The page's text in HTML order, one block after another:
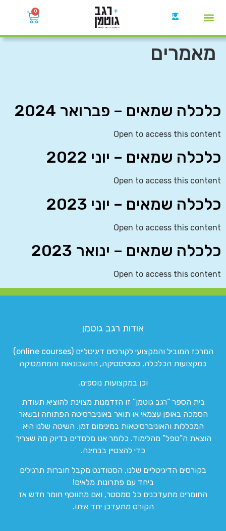
0
מאמרים
כלכלה שמאים – פברואר 2024
Open to access this content
כלכלה שמאים – יוני 2022
Open to access this content
כלכלה שמאים – יוני 2023
Open to access this content
כלכלה שמאים – ינואר 2023
Open to access this content
אודות רגב גוטמן
המרכז המוביל והמקצועי לקורסים דיגיטליים (online courses)
במקצועות הכלכלה, סטטיסטיקה, החשבונאות והמתמטיקה
וכן במקצועות נוספים.
בית הספר “רגב גוטמן” זו הזדמנות מצוינת להוציא תעודת
הסמכה באופן עצמאי או תואר באוניברסיטה הפתוחה ובשאר
המכללות והאוניברסיטאות במינימום זמן. השיטה שלנו היא
הוצאת ה”טפל” מהלימוד. כלומר אנו מלמדים בדיוק מה שצריך
כדי להצטיין בבחינה.
בקורסים הדיגיטליים שלנו, הסטודנט מקבל חוברות תרגילים
ביחד עם פתרונות מלאים!
החומרים מתעדכנים כל סמסטר, ואם מתווסף חומר חדש אז
הקורס מתעדכן יחד איתו.